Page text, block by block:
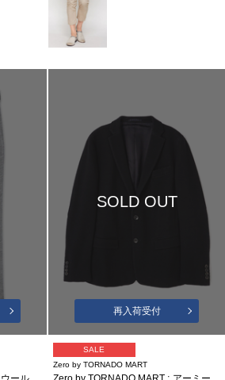
SOLD OUT
再入荷受付
SALE
Zero by TORNADO MART